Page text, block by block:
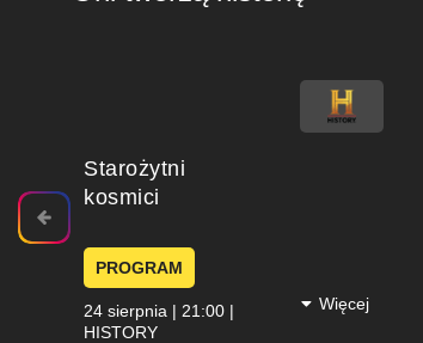
Starożytni
kosmici
Więcej
PROGRAM
24 sierpnia | 21:00 |
HISTORY